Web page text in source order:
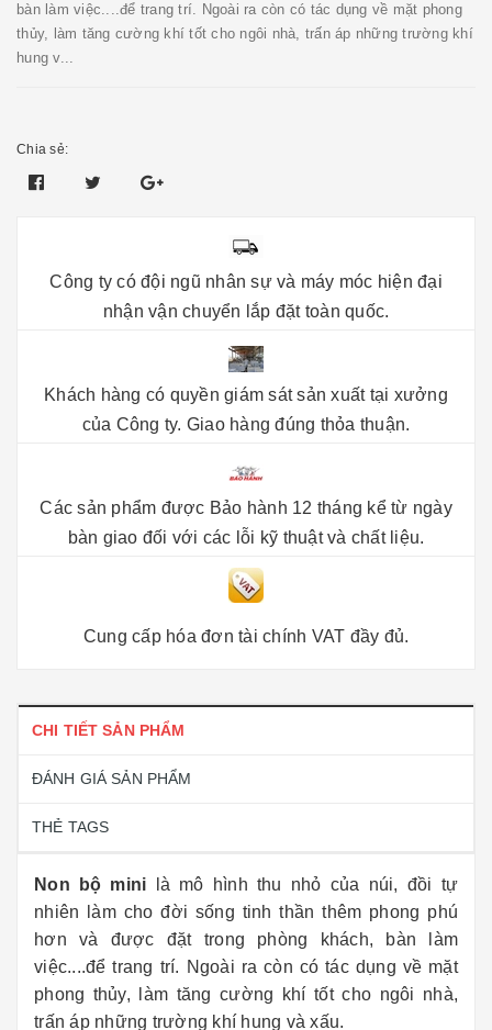
bàn làm việc....để trang trí. Ngoài ra còn có tác dụng về mặt phong
thủy, làm tăng cường khí tốt cho ngôi nhà, trấn áp những trường khí
hung v...
Chia sẻ:
Công ty có đội ngũ nhân sự và máy móc hiện đại
nhận vận chuyển lắp đặt toàn quốc.
Khách hàng có quyền giám sát sản xuất tại xưởng
của Công ty. Giao hàng đúng thỏa thuận.
Các sản phẩm được Bảo hành 12 tháng kể từ ngày
bàn giao đối với các lỗi kỹ thuật và chất liệu.
Cung cấp hóa đơn tài chính VAT đầy đủ.
CHI TIẾT SẢN PHẨM
ĐÁNH GIÁ SẢN PHẨM
THẺ TAGS
Non bộ mini là mô hình thu nhỏ của núi, đồi tự
nhiên làm cho đời sống tinh thần thêm phong phú
hơn và được đặt trong phòng khách, bàn làm
việc....để trang trí. Ngoài ra còn có tác dụng về mặt
phong thủy, làm tăng cường khí tốt cho ngôi nhà,
trấn áp những trường khí hung và xấu.